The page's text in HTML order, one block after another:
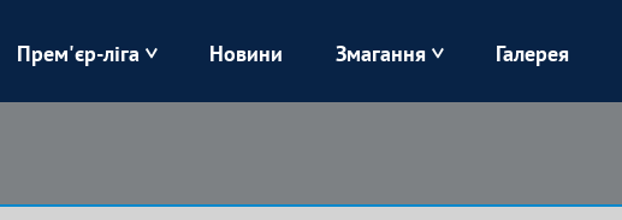
Колос
Прем'єр-ліга Новини Змагання Галерея